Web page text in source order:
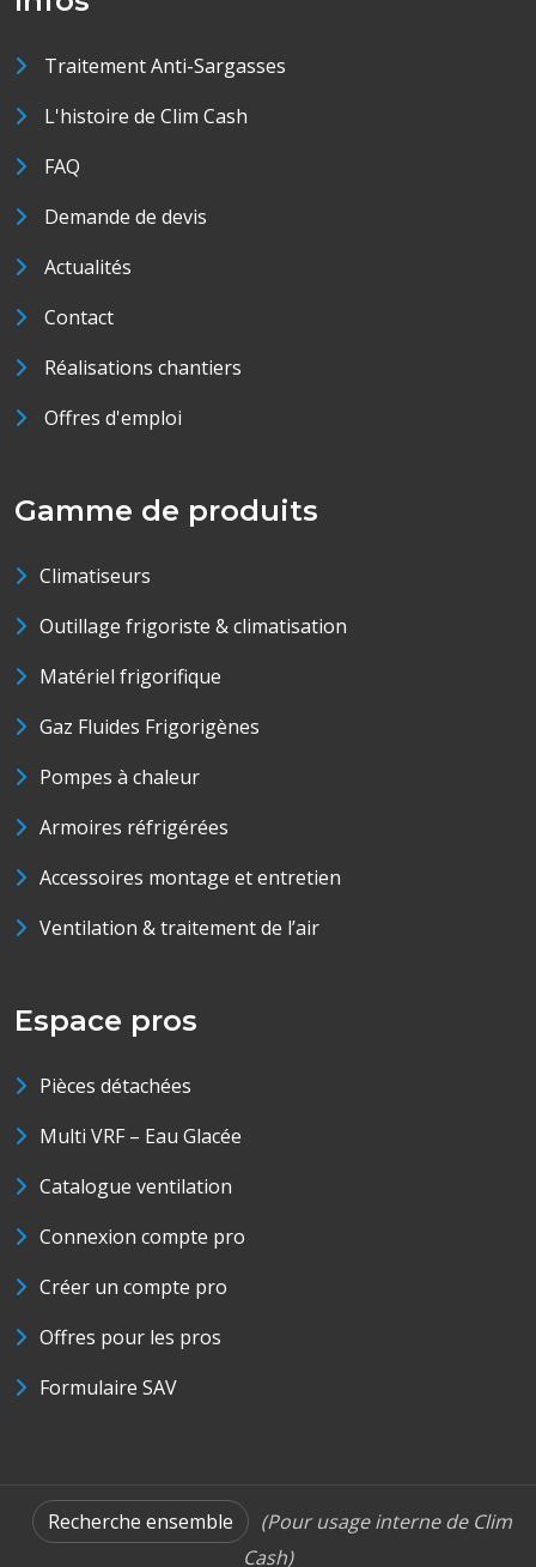
Traitement Anti-Sargasses
L'histoire de Clim Cash
FAQ
Demande de devis
Actualités
Contact
Réalisations chantiers
Offres d'emploi
Gamme de produits
Climatiseurs
Outillage frigoriste & climatisation
Matériel frigorifique
Gaz Fluides Frigorigènes
Pompes à chaleur
Armoires réfrigérées
Accessoires montage et entretien
Ventilation & traitement de l’air
Espace pros
Pièces détachées
Multi VRF – Eau Glacée
Catalogue ventilation
Connexion compte pro
Créer un compte pro
Offres pour les pros
Formulaire SAV
Recherche ensemble
(Pour usage interne de Clim
Cash)